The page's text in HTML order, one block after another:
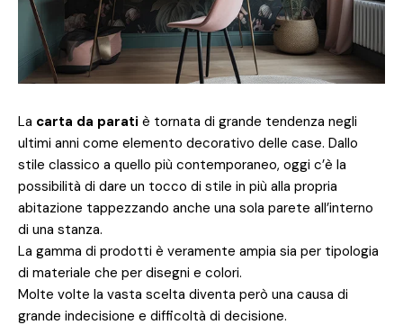
La carta da parati è tornata di grande tendenza negli
ultimi anni come elemento decorativo delle case. Dallo
stile classico a quello più contemporaneo, oggi c’è la
possibilità di dare un tocco di stile in più alla propria
abitazione tappezzando anche una sola parete all’interno
di una stanza.
La gamma di prodotti è veramente ampia sia per tipologia
di materiale che per disegni e colori.
Molte volte la vasta scelta diventa però una causa di
grande indecisione e difficoltà di decisione.